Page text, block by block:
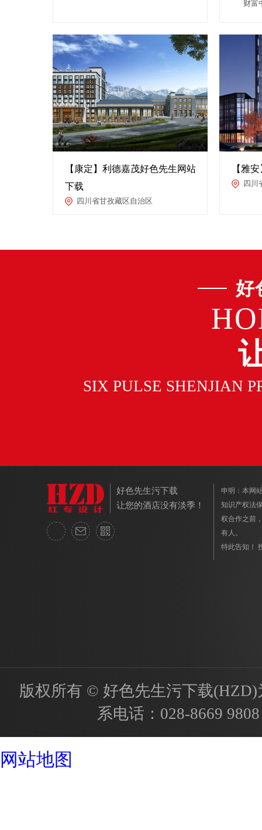
财富
【康定】利德嘉茂好色先生网站
下载
四川省甘孜藏区自治区
【雅
四川
好
SIX PULSE SHENJIAN
好色先生污下载
让您的酒店没有淡季！
申明：本
知识产权法保
权合作之前
有人。
特此告知！
版权所有 © 好色先生污下载
系电话： 028-8669 9808
网站地图